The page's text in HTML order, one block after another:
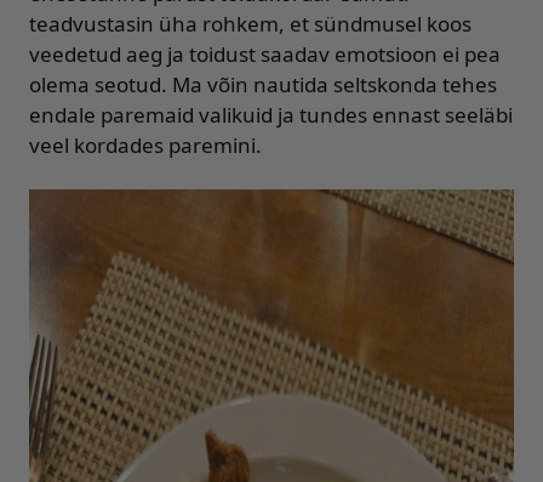
teadvustasin üha rohkem, et sündmusel koos
veedetud aeg ja toidust saadav emotsioon ei pea
olema seotud. Ma võin nautida seltskonda tehes
endale paremaid valikuid ja tundes ennast seeläbi
veel kordades paremini.